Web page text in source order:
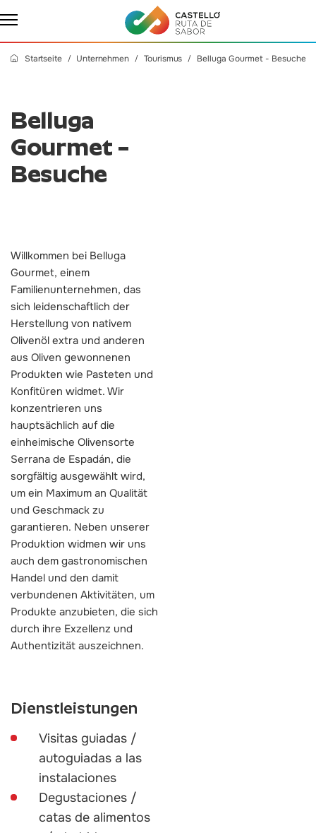
Startseite Unternehmen Tourismus Belluga Gourmet - Besuche
Belluga
Gourmet –
Besuche
Willkommen bei Belluga
Gourmet, einem
Familienunternehmen, das
sich leidenschaftlich der
Herstellung von nativem
Olivenöl extra und anderen
aus Oliven gewonnenen
Produkten wie Pasteten und
Konfitüren widmet. Wir
konzentrieren uns
hauptsächlich auf die
einheimische Olivensorte
Serrana de Espadán, die
sorgfältig ausgewählt wird,
um ein Maximum an Qualität
und Geschmack zu
garantieren. Neben unserer
Produktion widmen wir uns
auch dem gastronomischen
Handel und den damit
verbundenen Aktivitäten, um
Produkte anzubieten, die sich
durch ihre Exzellenz und
Authentizität auszeichnen.
Dienstleistungen
Visitas guiadas /
autoguiadas a las
instalaciones
Degustaciones /
catas de alimentos